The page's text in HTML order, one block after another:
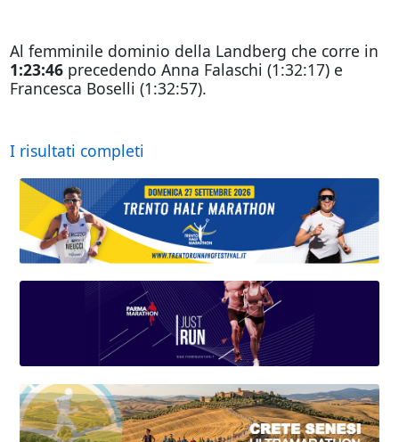
Al femminile dominio della Landberg che corre in
1:23:46precedendo Anna Falaschi (1:32:17) e
Francesca Boselli (1:32:57).
I risultati completi